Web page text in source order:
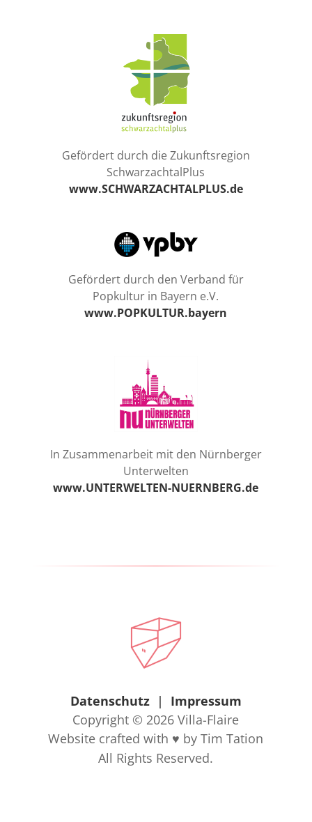
Gefördert durch die Zukunftsregion
SchwarzachtalPlus
www.SCHWARZACHTALPLUS.de
Gefördert durch den Verband für
Popkultur in Bayern e.V.
www.POPKULTUR.bayern
In Zusammenarbeit mit den Nürnberger
Unterwelten
www.UNTERWELTEN-NUERNBERG.de
Datenschutz| Impressum
Copyright © 2026Villa-Flaire
Website crafted with ♥ byTim Tation
All Rights Reserved.